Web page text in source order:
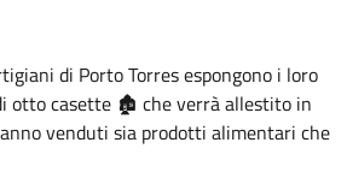
di Porto Torres espongono i loro
otto casette 🏚️ che verrà allestito in
venduti sia prodotti alimentari che